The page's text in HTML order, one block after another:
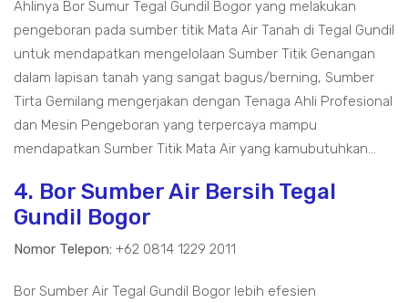
Ahlinya Bor Sumur Tegal Gundil Bogor yang melakukan
pengeboran pada sumber titik Mata Air Tanah di Tegal Gundil
untuk mendapatkan mengelolaan Sumber Titik Genangan
dalam lapisan tanah yang sangat bagus/berning, Sumber
Tirta Gemilang mengerjakan dengan Tenaga Ahli Profesional
dan Mesin Pengeboran yang terpercaya mampu
mendapatkan Sumber Titik Mata Air yang kamubutuhkan...
4. Bor Sumber Air Bersih Tegal
Gundil Bogor
Nomor Telepon: +62 0814 1229 2011
Bor Sumber Air Tegal Gundil Bogor lebih efesien